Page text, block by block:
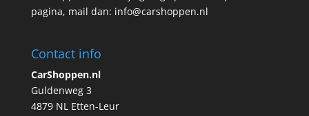
pagina, mail dan: info@carshoppen.nl
Contact info
CarShoppen.nl
Guldenweg 3
4879 NL Etten-Leur